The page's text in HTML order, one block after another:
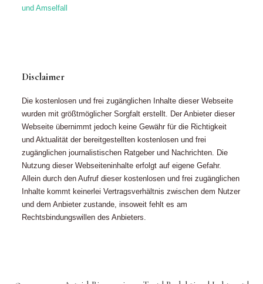
und Amselfall
Disclaimer
Die kostenlosen und frei zugänglichen Inhalte dieser Webseite
wurden mit größtmöglicher Sorgfalt erstellt. Der Anbieter dieser
Webseite übernimmt jedoch keine Gewähr für die Richtigkeit
und Aktualität der bereitgestellten kostenlosen und frei
zugänglichen journalistischen Ratgeber und Nachrichten. Die
Nutzung dieser Webseiteninhalte erfolgt auf eigene Gefahr.
Allein durch den Aufruf dieser kostenlosen und frei zugänglichen
Inhalte kommt keinerlei Vertragsverhältnis zwischen dem Nutzer
und dem Anbieter zustande, insoweit fehlt es am
Rechtsbindungswillen des Anbieters.